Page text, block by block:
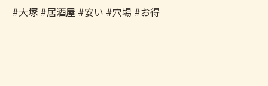
#大塚 #居酒屋 #安い #穴場 #お得